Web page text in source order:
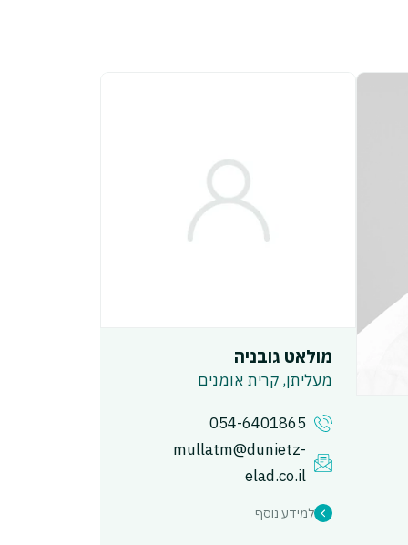
מולאט גובניה
מעליתן, קרית אומנים
054-6401865
mullatm@dunietz-
elad.co.il
למידע נוסף